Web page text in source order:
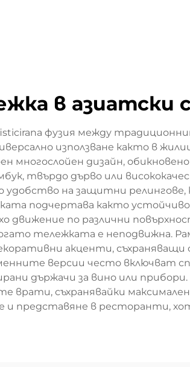
в азиатски
фузия между
използване както в
многослойен дизайн,
твърдо дърво или
удобство на защитни
подчертава както
по различни
тележката е неподвижна.
акценти,
версии често включват
държачи за вино или
врати, съхранявайки
и представяне в ресторанти,